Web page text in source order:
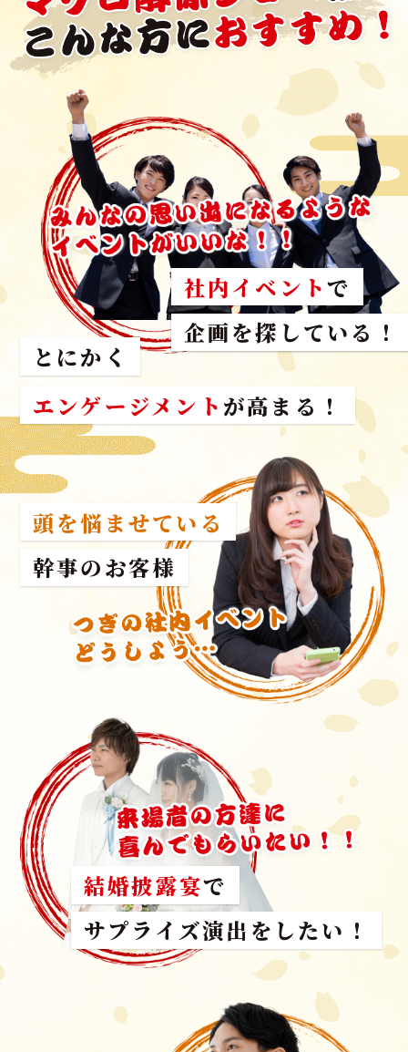
社内イベントで
スタッフが参加した
企画を探している！
とにかく
エンゲージメント が高まる！
頭を悩ませている
幹事のお客様
結婚披露宴で
サプライズ演出をしたい！